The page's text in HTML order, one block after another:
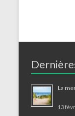
La
13